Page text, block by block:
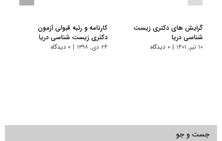
گرایش های دکتری زیست
شناسی درﻳﺎ
۱۰ تیر, ۱۴۰۱ | ۰ دیدگاه
کارنامه و رتبه قبولی آزمون
دکتری زیست شناسی دریا
۲۴ دی, ۱۳۹۸ | ۰ دیدگاه
جست و جو